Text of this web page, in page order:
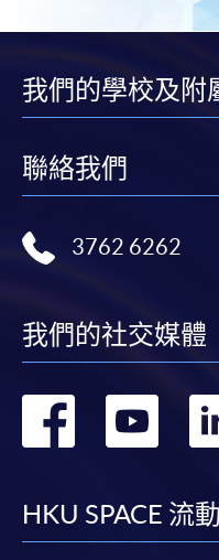
我們的學校及附
聯絡我們
3762 6262
我們的社交媒體
轉
轉
HKU SPACE 流